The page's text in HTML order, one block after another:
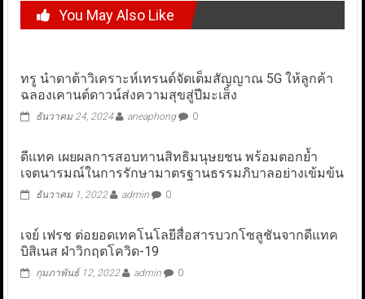
You May Also Like
ทรู นำดาต้าวิเคราะห์เทรนด์จัดเต็มสัญญาณ 5G ให้ลูกค้า
ฉลองเคานต์ดาวน์ส่งความสุขสู่ปีมะเส็ง
ธันวาคม 24, 2024 aneaphong 0
ดีแทค เผยผลการสอบทานสิทธิมนุษยชน พร้อมตอกย้ำ
เจตนารมณ์ในการรักษามาตรฐานธรรมภิบาลอย่างเข้มข้น
ธันวาคม 1, 2022 admin 0
เจย์ เฟรช ต่อยอดเทคโนโลยีสื่อสารบวกโซลูชันจากดีแทค
บิสิเนส ฝ่าวิกฤตโควิด-19
กุมภาพันธ์ 12, 2022 admin 0